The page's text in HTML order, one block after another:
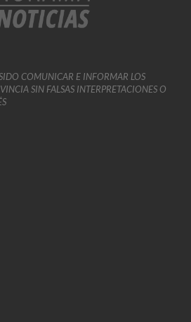
COMUNICAR E INFORMAR LOS
SIN FALSAS INTERPRETACIONES O